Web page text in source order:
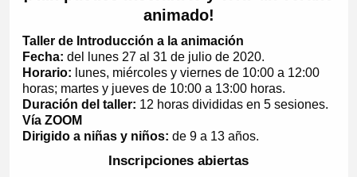
animado!
Taller de Introducción a la animación
Fecha: del lunes 27 al 31 de julio de 2020.
Horario: lunes, miércoles y viernes de 10:00 a 12:00
horas; martes y jueves de 10:00 a 13:00 horas.
Duración del taller: 12 horas divididas en 5 sesiones.
Vía ZOOM
Dirigido a niñas y niños: de 9 a 13 años.
Inscripciones abiertas